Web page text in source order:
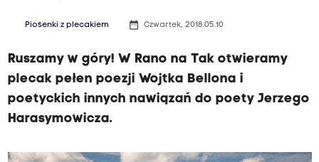
Piosenki z plecakiem date_range Czwartek, 2018.05.10
Ruszamy w góry! W Rano na Tak otwieramy
plecak pełen poezji Wojtka Bellona i
poetyckich innych nawiązań do poety Jerzego
Harasymowicza.